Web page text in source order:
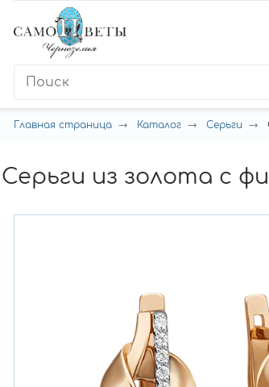
Главная страница Каталог Серьги
Серьги из золота с